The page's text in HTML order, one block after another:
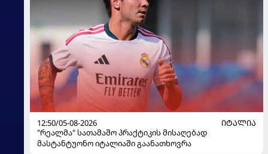
12:50/05-08-2026
ᲘᲢᲐᲚᲘᲐ
"რეალმა" სათამაშო პრაქტიკის მისაღებად
მასტანტუონო იტალიაში გაანათხოვრა